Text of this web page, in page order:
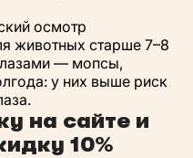
осмотр
животных старше 7–8
— мопсы,
у них выше риск
на сайте и
10%